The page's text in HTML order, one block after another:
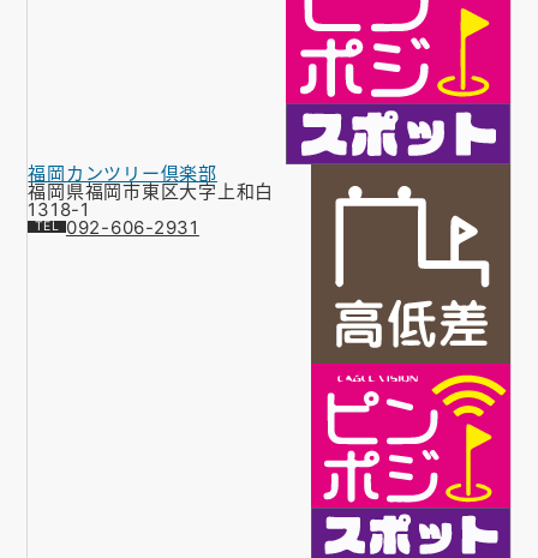
福岡カンツリー倶楽部
福岡県福岡市東区大字上和白
1318-1
092-606-2931